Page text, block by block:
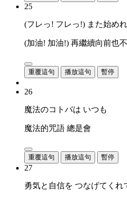
25
(フレっ! フレっ!) また始め
(加油! 加油!) 再繼續向前也
重覆這句 播放這句 暫停
26
魔法のコトバは いつも
魔法的咒語 總是會
重覆這句 播放這句 暫停
27
勇気と自信を つなげてく